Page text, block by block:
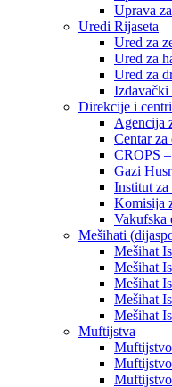
Uprava
Uredi Rijaseta
Ured za
Ured za
Ured za
Izdavački
Direkcije i
Agencija
Centar
CROPS
Gazi
Institut
Komisija
Vakufska
Mešihati
Mešihat
Mešihat
Mešihat
Mešihat
Mešihat
Muftijstva